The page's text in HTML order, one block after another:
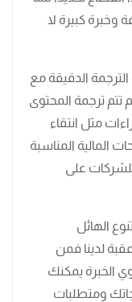
كبيرة لا
الدقيقة مع
تتم ترجمة المحتوى
مثل انتقاء
المالية المناسبة
للشركات على
الهائل
لدينا فمن
الخبرة يمكنك
ومتطلبات